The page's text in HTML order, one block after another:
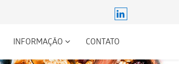
INFORMAÇÃO CONTATO